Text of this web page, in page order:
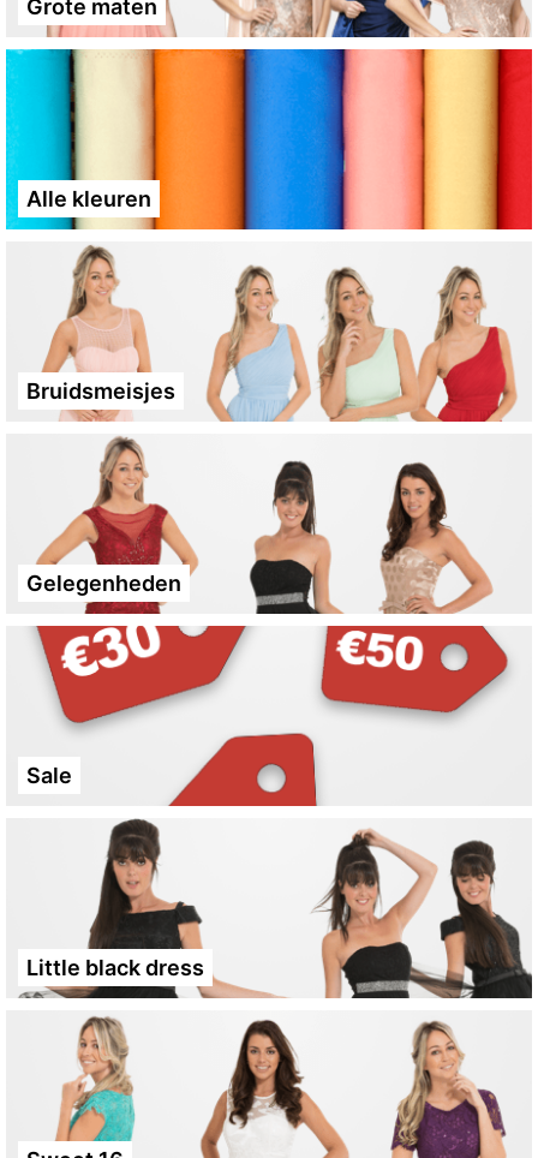
Grote maten
Alle kleuren
Bruidsmeisjes
Gelegenheden
Sale
Little black dress